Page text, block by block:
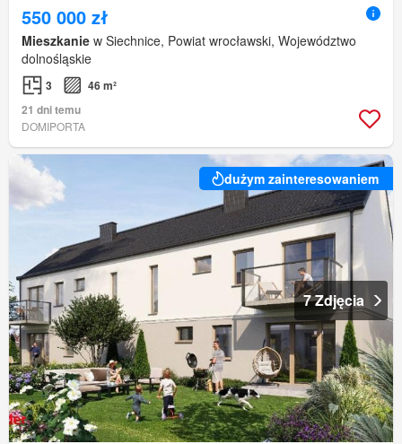
550 000 zł
Mieszkanie w Siechnice, Powiat wrocławski, Województwo
dolnośląskie
3
46 m²
21 dni temu
DOMIPORTA
dużym zainteresowaniem
7 Zdjęcia